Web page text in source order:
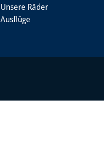
Unsere Räder
Ausflüge